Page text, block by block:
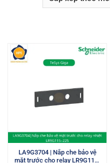
LA9G3704 | Nắp che bảo vệ
mặt trước cho relay LR9G115-